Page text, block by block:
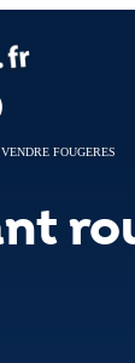
FOUGERES